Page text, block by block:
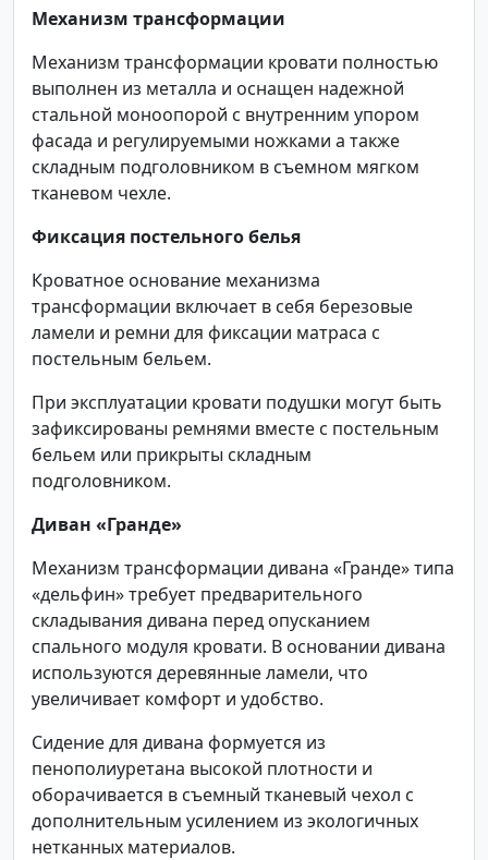
Механизм трансформации
Механизм трансформации кровати полностью
выполнен из металла и оснащен надежной
стальной моноопорой с внутренним упором
фасада и регулируемыми ножками а также
складным подголовником в съемном мягком
тканевом чехле.
Фиксация постельного белья
Кроватное основание механизма
трансформации включает в себя березовые
ламели и ремни для фиксации матраса с
постельным бельем.
При эксплуатации кровати подушки могут быть
зафиксированы ремнями вместе с постельным
бельем или прикрыты складным
подголовником.
Диван «Гранде»
Механизм трансформации дивана «Гранде» типа
«дельфин» требует предварительного
складывания дивана перед опусканием
спального модуля кровати. В основании дивана
используются деревянные ламели, что
увеличивает комфорт и удобство.
Сидение для дивана формуется из
пенополиуретана высокой плотности и
оборачивается в съемный тканевый чехол с
дополнительным усилением из экологичных
нетканных материалов.